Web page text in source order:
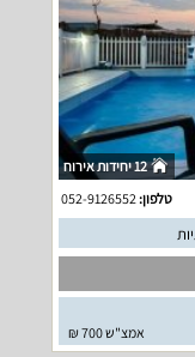
12 יחידות אירוח
טלפון:
אמצ"ש 700 ₪